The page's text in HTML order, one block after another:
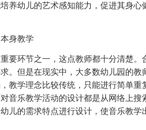
养幼儿的艺术感知能力，促进其身心
身教学
要环节之一，这点教师都十分清楚。
。但是在现实中，大多数幼儿园的教
教学理念比较传统，只能进行简单重
音乐教学活动的设计都是从网络上搜
儿的需求特点进行设计，使音乐教学